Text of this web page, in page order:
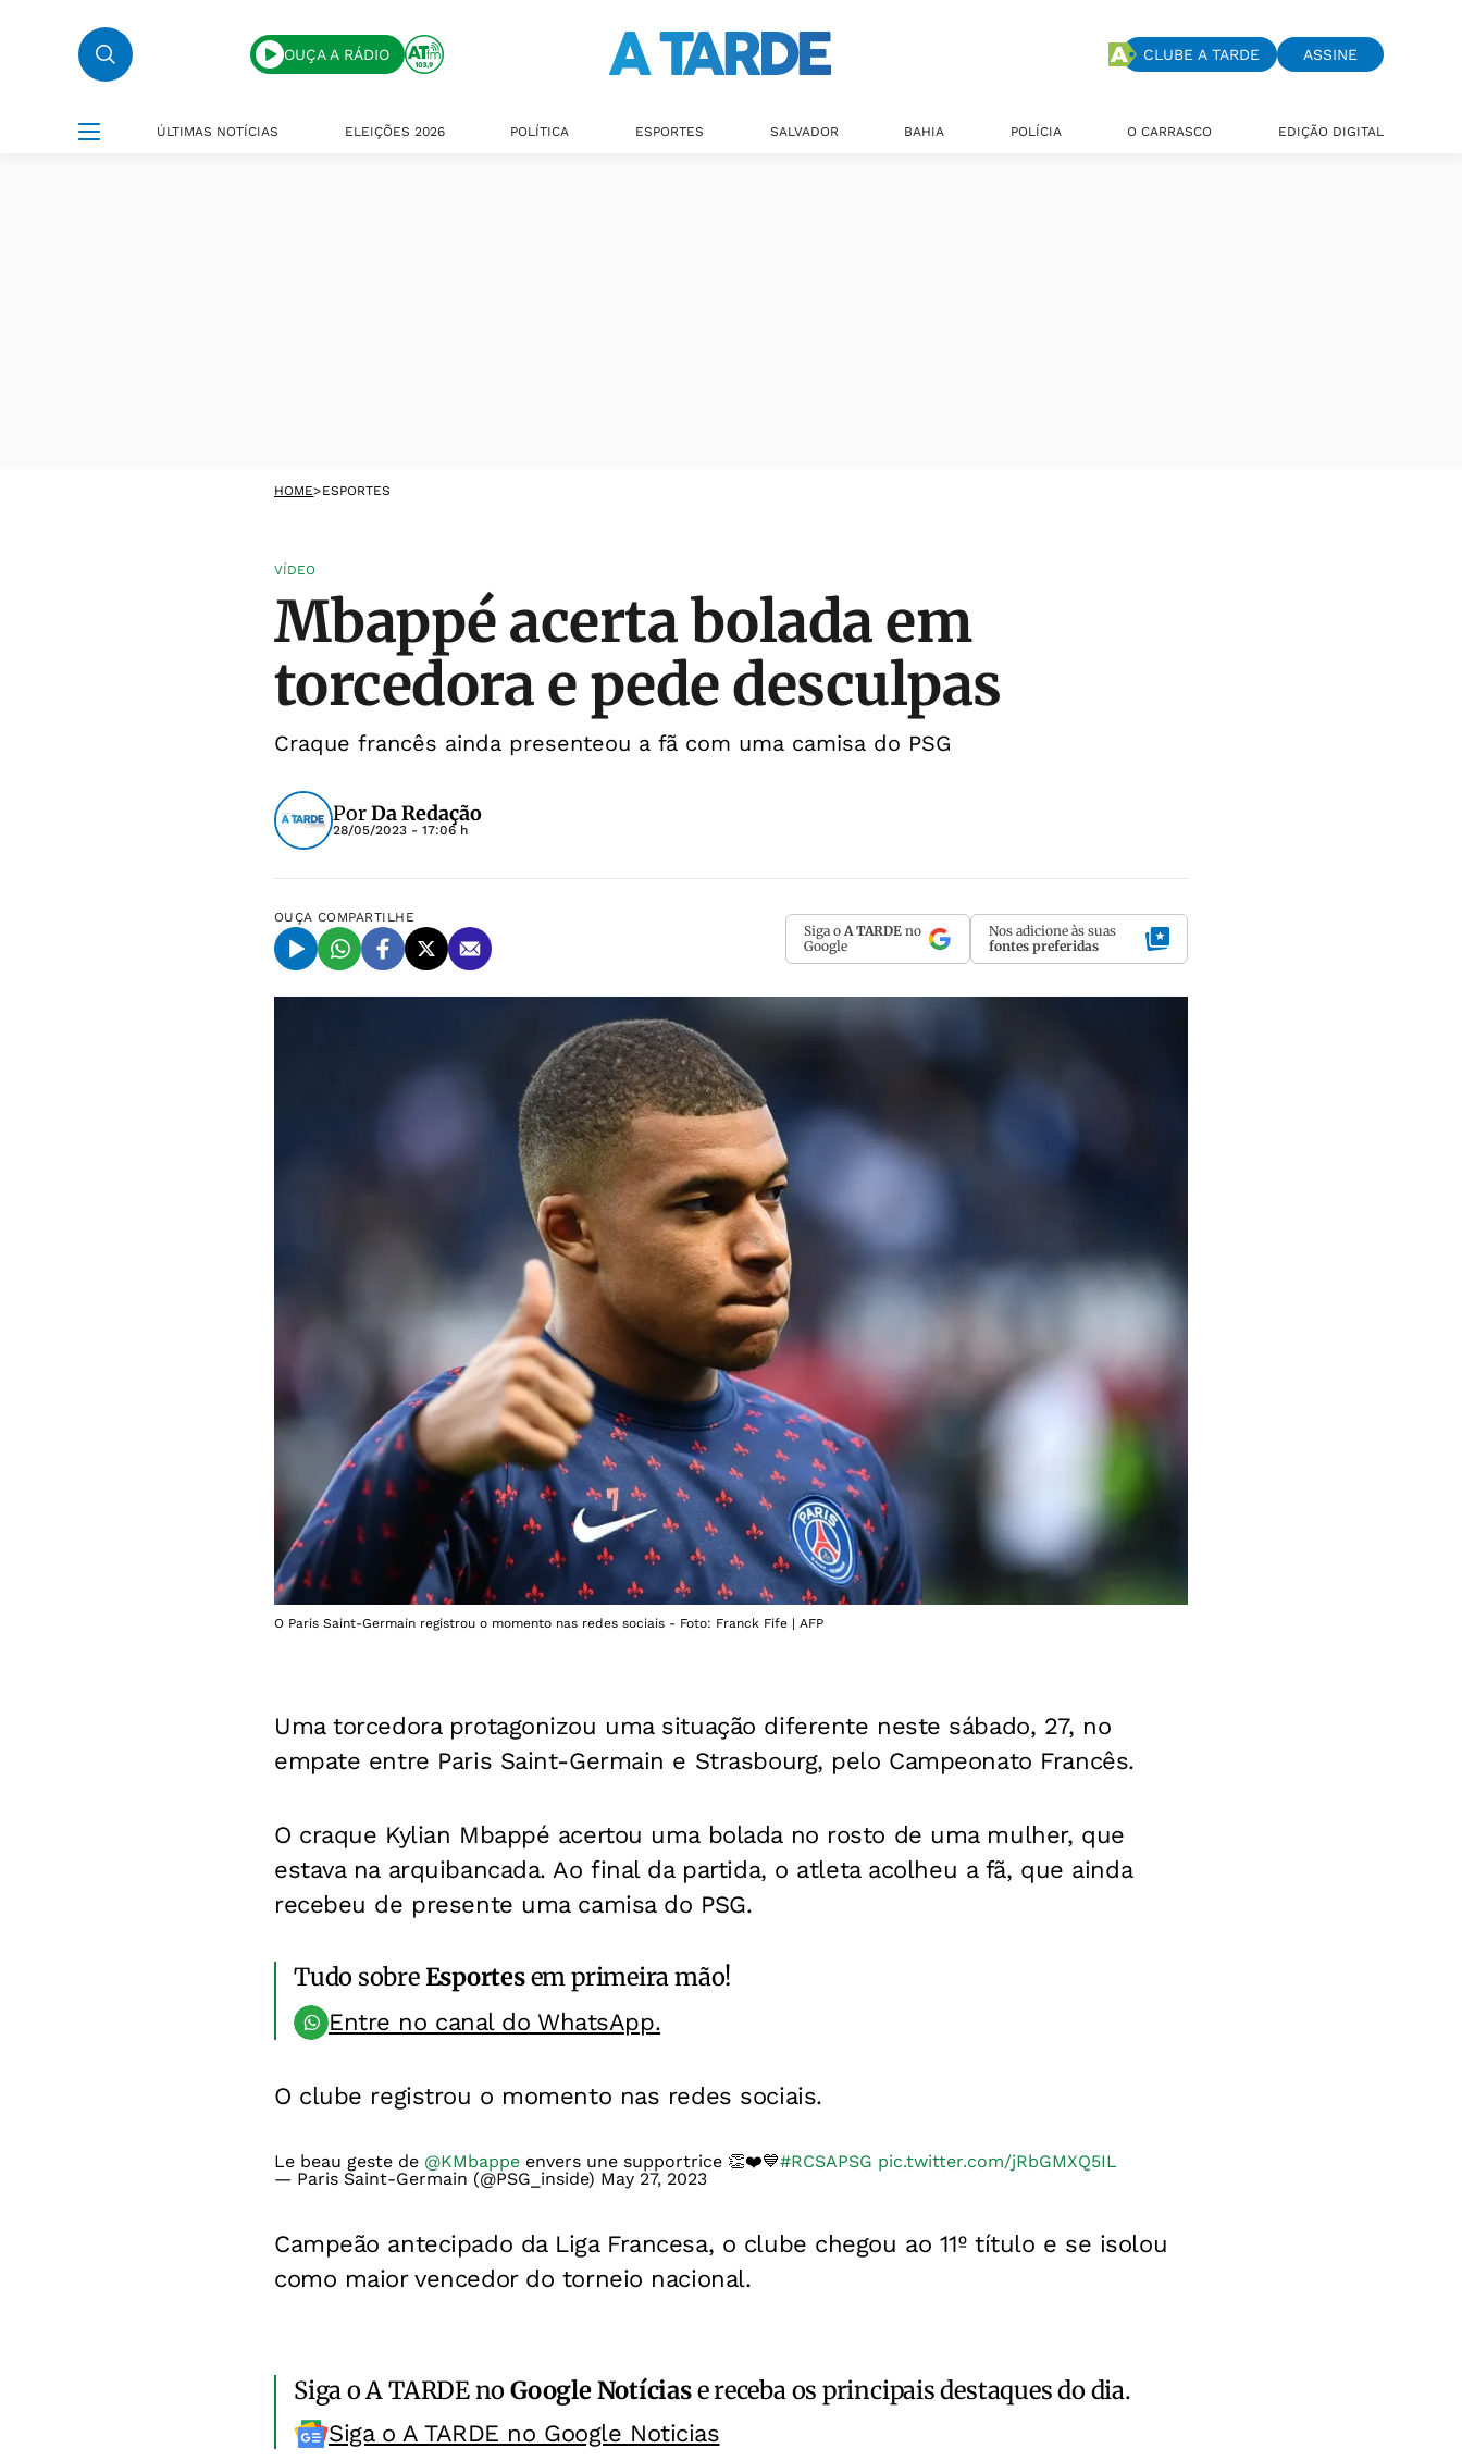
OUÇA A RÁDIO CLUBE A TARDE ASSINE
ÚLTIMAS NOTÍCIAS ELEIÇÕES 2026 POLÍTICA ESPORTES SALVADOR BAHIA POLÍCIA O CARRASCO EDIÇÃO DIGITAL
HOME>ESPORTES
VÍDEO
Mbappé acerta bolada em
torcedora e pede desculpas
Craque francês ainda presenteou a fã com uma camisa do PSG
PorDa Redação
28/05/2023 - 17:06 h
OUÇA COMPARTILHE
Siga o A TARDE no
Google
Nos adicione às suas
fontes preferidas
O Paris Saint-Germain registrou o momento nas redes sociais - Foto: Franck Fife | AFP
Uma torcedora protagonizou uma situação diferente neste sábado, 27, no
empate entre Paris Saint-Germain e Strasbourg, pelo Campeonato Francês.
O craque Kylian Mbappé acertou uma bolada no rosto de uma mulher, que
estava na arquibancada. Ao final da partida, o atleta acolheu a fã, que ainda
recebeu de presente uma camisa do PSG.
Tudo sobreEsportesem primeira mão!
Entre no canal do WhatsApp.
O clube registrou o momento nas redes sociais.
Le beau geste de @KMbappe envers une supportrice 👏❤️💙#RCSAPSG pic.twitter.com/jRbGMXQ5IL
— Paris Saint-Germain (@PSG_inside) May 27, 2023
Campeão antecipado da Liga Francesa, o clube chegou ao 11º título e se isolou
como maior vencedor do torneio nacional.
Siga o A TARDE noGoogle Notíciase receba os principais destaques do dia.
Siga o A TARDE no Google Noticias